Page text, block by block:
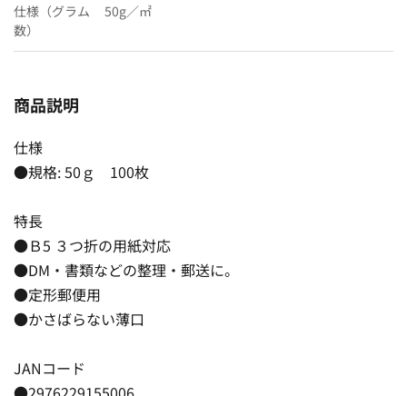
仕様（グラム
数）
50g／㎡
商品説明
仕様
●規格: 50ｇ 100枚
特長
●Ｂ5 ３つ折の用紙対応
●DM・書類などの整理・郵送に。
●定形郵便用
●かさばらない薄口
JANコード